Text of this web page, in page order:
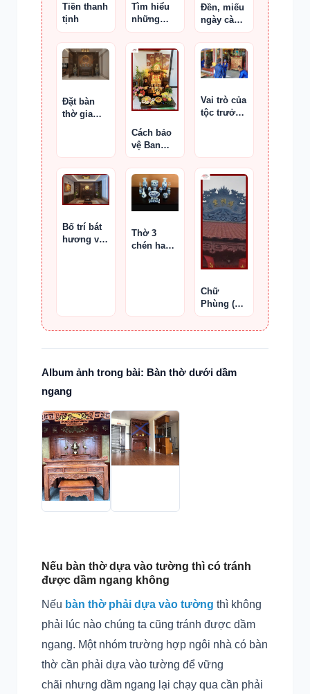
Tiền thanh
tịnh
Tìm hiểu
những
kiêng kỵ
trong đám
tang, ý
nghĩa bố
thí
Đền, miếu
ngày càng
nhiều vì
đâu?
Đặt bàn
thờ gia
Cách bảo
vệ Ban
Thần Tài
khỏi cóc,
nhện và
côn trùng
Vai trò của
tộc trưởng
Bố trí bát
hương và
Thờ 3
chén hay 5
Chữ
Phùng (馮
/ 冯) trong
hoành phi
Album ảnh trong bài: Bàn thờ dưới dầm
ngang
Nếu bàn thờ dựa vào tường thì có tránh
được dầm ngang không
Nếu bàn thờ phải dựa vào tường thì không
phải lúc nào chúng ta cũng tránh được dầm
ngang. Một nhóm trường hợp ngôi nhà có bàn
thờ cần phải dựa vào tường để vững
chãi nhưng dầm ngang lại chạy qua cần phải